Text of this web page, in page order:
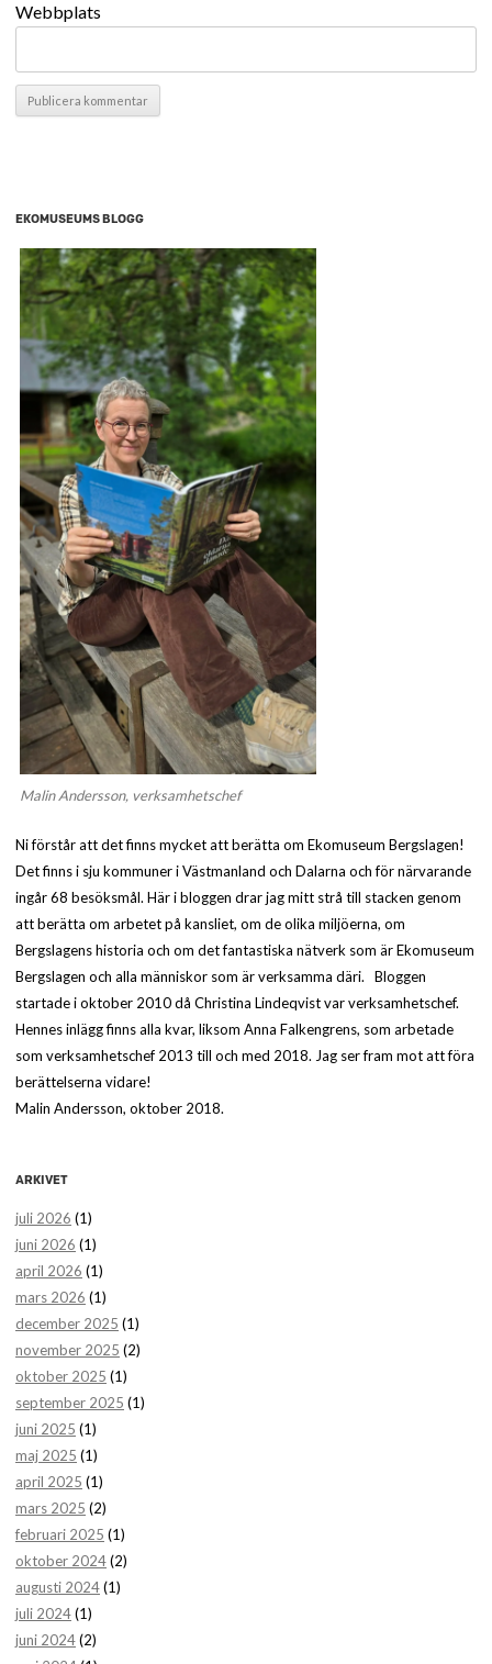
Webbplats
EKOMUSEUMS BLOGG
Malin Andersson, verksamhetschef
Ni förstår att det finns mycket att berätta om Ekomuseum Bergslagen!
Det finns i sju kommuner i Västmanland och Dalarna och för närvarande
ingår 68 besöksmål. Här i bloggen drar jag mitt strå till stacken genom
att berätta om arbetet på kansliet, om de olika miljöerna, om
Bergslagens historia och om det fantastiska nätverk som är Ekomuseum
Bergslagen och alla människor som är verksamma däri. Bloggen
startade i oktober 2010 då Christina Lindeqvist var verksamhetschef.
Hennes inlägg finns alla kvar, liksom Anna Falkengrens, som arbetade
som verksamhetschef 2013 till och med 2018. Jag ser fram mot att föra
berättelserna vidare!
Malin Andersson, oktober 2018.
ARKIVET
juli 2026 (1)
juni 2026 (1)
april 2026 (1)
mars 2026 (1)
december 2025 (1)
november 2025 (2)
oktober 2025 (1)
september 2025 (1)
juni 2025 (1)
maj 2025 (1)
april 2025 (1)
mars 2025 (2)
februari 2025 (1)
oktober 2024(2)
augusti 2024(1)
juli 2024(1)
juni 2024(2)